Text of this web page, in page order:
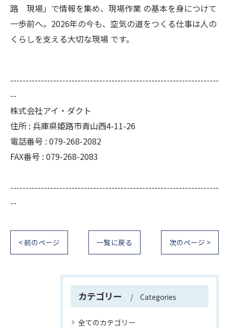
路 現場」で情報を集め、現場作業 の基本を身につけて
一歩前へ。2026年の今も、空気の道をつくる仕事は人の
くらしを支える大切な現場 です。
--------------------------------------------------------------------
--
株式会社アイ・ダクト
住所 : 兵庫県姫路市青山西4-11-26
電話番号 : 079-268-2082
FAX番号 : 079-268-2083
--------------------------------------------------------------------
--
< 前のページ 一覧に戻る 次のページ >
カテゴリー Categories
全てのカテゴリー